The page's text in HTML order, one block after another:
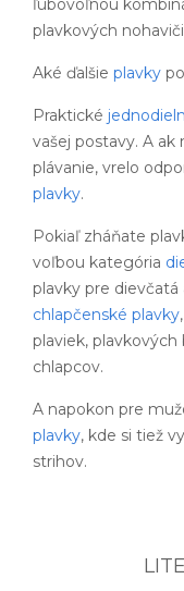
ľubovoľnou
plavkových
Aké ďalšie plavky
Praktické
vašej postavy. A
plávanie, vrelo
plavky.
Pokiaľ zháňate
voľbou kategória
plavky pre
chlapčenské plavky
plaviek,
chlapcov.
A napokon pre
plavky, kde si tiež
strihov.